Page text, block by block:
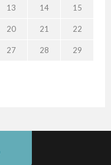
13 14 15
20 21 22
27 28 29